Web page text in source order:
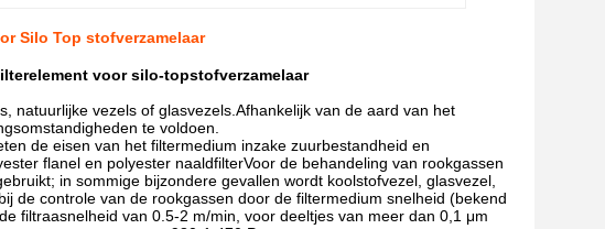
Silo Top stofverzamelaar
voor silo-topstofverzamelaar
natuurlijke vezels of glasvezels.Afhankelijk van de aard van het
te voldoen.
de eisen van het filtermedium inzake zuurbestandheid en
flanel en polyester naaldfilterVoor de behandeling van rookgassen
in sommige bijzondere gevallen wordt koolstofvezel, glasvezel,
de controle van de rookgassen door de filtermedium snelheid (bekend
filtraasnelheid van 0.5-2 m/min, voor deeltjes van meer dan 0,1 μm